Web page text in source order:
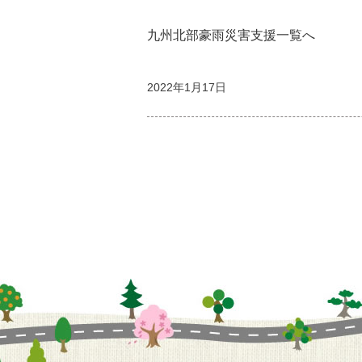
九州北部豪雨災害支援一覧へ
2022年1月17日